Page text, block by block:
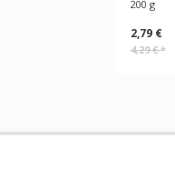
200 g
2,79 €
4,29 €*